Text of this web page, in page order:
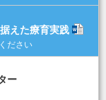
えた療育実践
ー